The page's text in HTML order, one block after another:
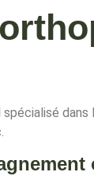
spécialisé